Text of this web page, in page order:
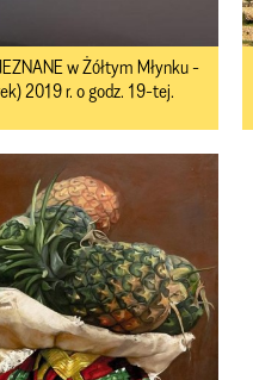
w Żółtym Młynku -
2019 r. o godz. 19-tej.